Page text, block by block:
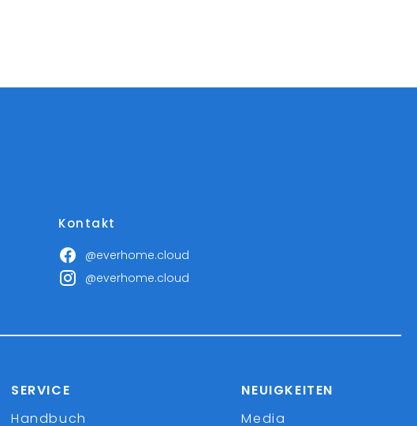
Kontakt
@everhome.cloud
@everhome.cloud
SERVICE
Handbuch
NEUIGKEITEN
Media